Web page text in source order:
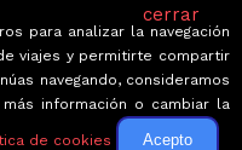
cerrar
para analizar la navegación
viajes y permitirte compartir
navegando, consideramos
información o cambiar la
de cookies Acepto